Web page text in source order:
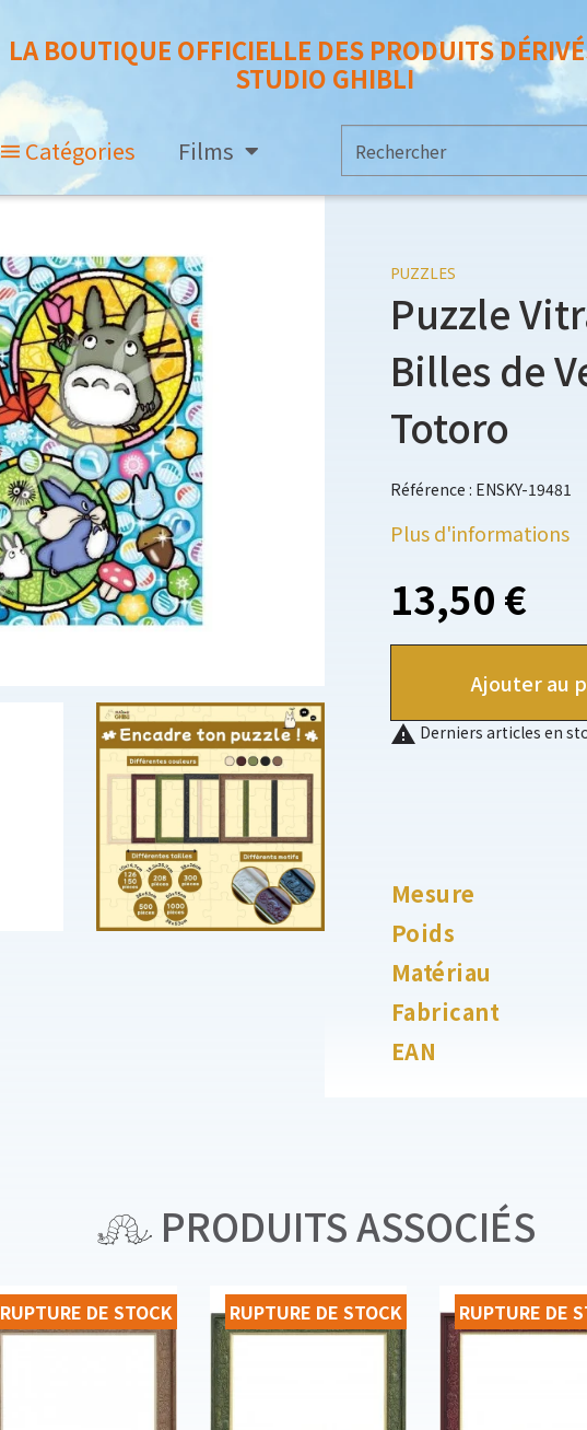
LA BOUTIQUE OFFICIELLE DES PRODUITS
STUDIO GHIBLI
Catégories Films
PUZZLES
Puzzle
Billes de
Totoro
Référence : ENSKY-19481
Plus d'informations
13,50 €
Ajouter au
 Derniers articles en
Mesure
Poids
Matériau
Fabricant
EAN
PRODUITS ASSOCIÉS
RUPTURE DE STOCK RUPTURE DE STOCK RUPTURE DE